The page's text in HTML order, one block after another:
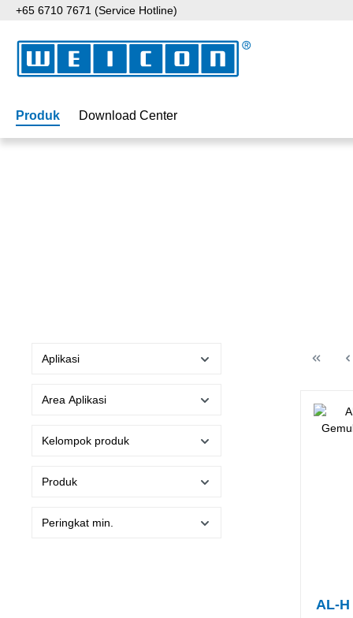
ke konten utama
Lewati ke pencarian
Lewati ke navigasi utama
+65 6710 7671 (Service Hotline)
Produk Download Center
Aplikasi
Area Aplikasi
Kelompok produk
Produk
Peringkat min.
AL-